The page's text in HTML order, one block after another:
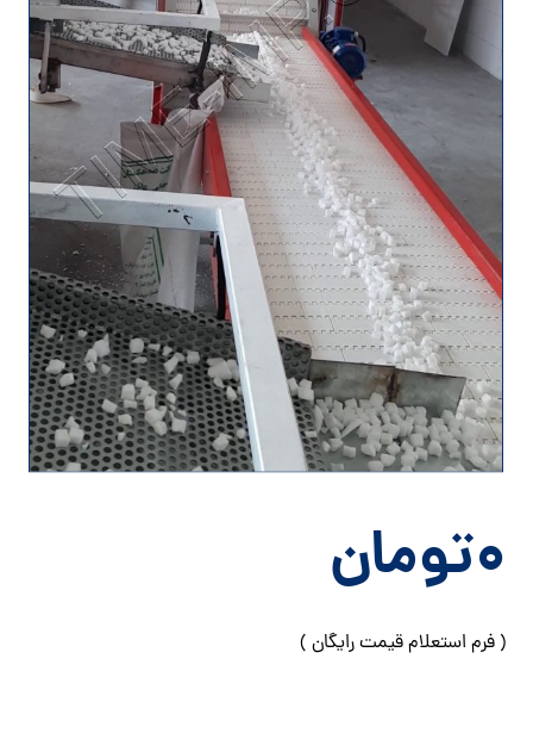
۰تومان
( فرم استعلام قیمت رایگان )